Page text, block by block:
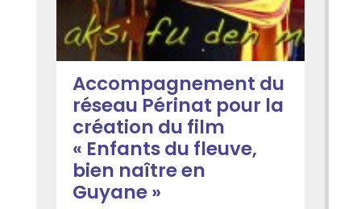
Accompagnement du
réseau Périnat pour la
création du film
« Enfants du fleuve,
bien naître en
Guyane »